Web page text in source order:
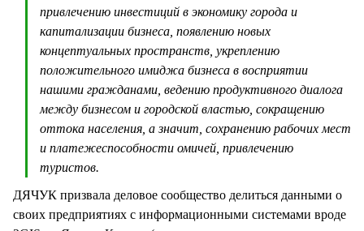
привлечению инвестиций в экономику города и
капитализации бизнеса, появлению новых
концептуальных пространств, укреплению
положительного имиджа бизнеса в восприятии
нашими гражданами, ведению продуктивного диалога
между бизнесом и городской властью, сокращению
оттока населения, а значит, сохранению рабочих мест
и платежеспособности омичей, привлечению
туристов.
ДЯЧУК призвала деловое сообщество делиться данными о
своих предприятиях с информационными системами вроде